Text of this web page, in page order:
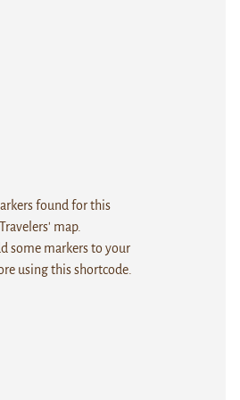
found for this
Travelers' map.
some markers to your
using this shortcode.